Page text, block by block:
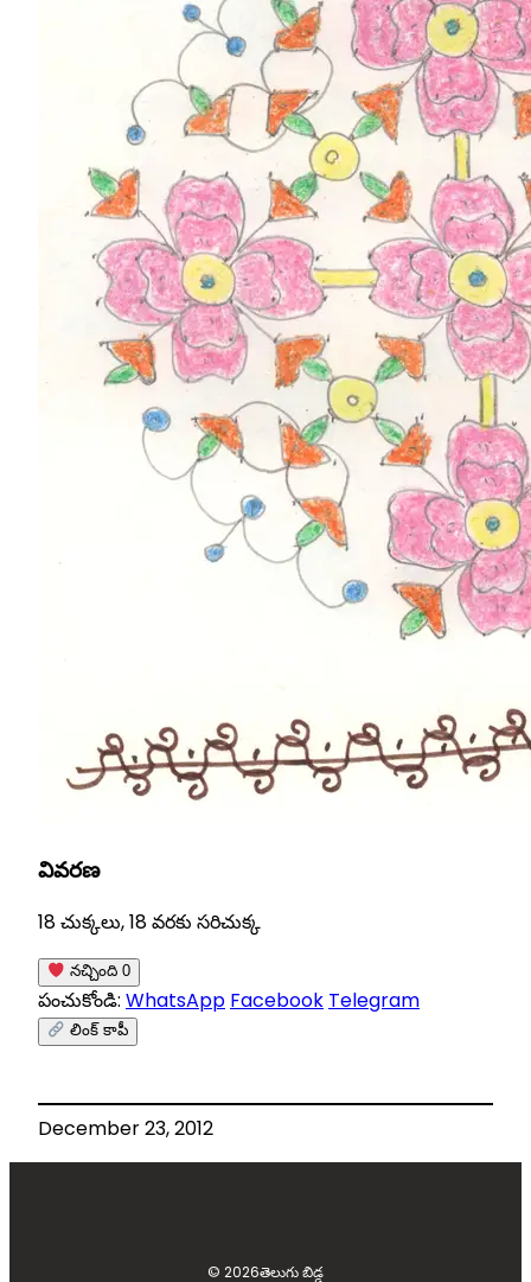
వివరణ
18 చుక్కలు, 18 వరకు సరిచుక్క
నచ్చింది 0
పంచుకోండి: WhatsApp Facebook Telegram
లింక్ కాపీ
December 23, 2012
© 2026తెలుగు బిడ్డ